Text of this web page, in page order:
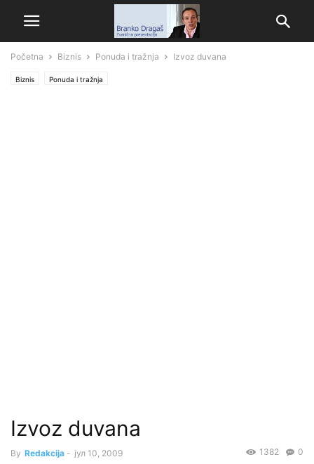
Početna Biznis Ponuda i tražnja Izvoz duvana
Biznis Ponuda i tražnja
Izvoz duvana
By Redakcija - јул 10, 2009 0
1382